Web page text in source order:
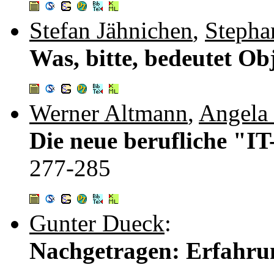
Stefan Jähnichen,
Was, bitte, bedeutet
Werner Altmann, Angela
Die neue berufliche
277-285
Gunter Dueck:
Nachgetragen: